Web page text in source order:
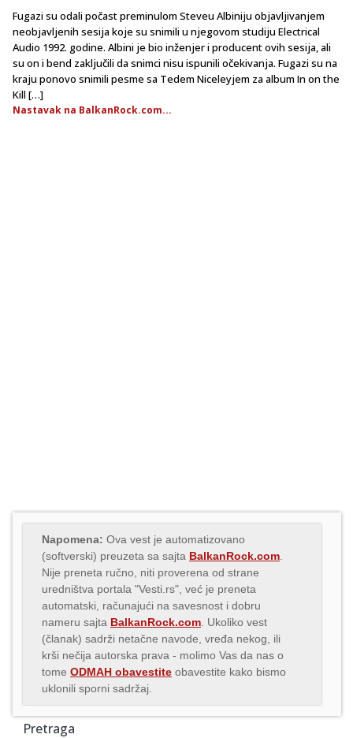
Fugazi su odali počast preminulom Steveu Albiniju objavljivanjem
neobjavljenih sesija koje su snimili u njegovom studiju Electrical
Audio 1992. godine. Albini je bio inženjer i producent ovih sesija, ali
su on i bend zaključili da snimci nisu ispunili očekivanja. Fugazi su na
kraju ponovo snimili pesme sa Tedem Niceleyjem za album In on the
Kill […]
Nastavak na BalkanRock.com...
Napomena: Ova vest je automatizovano
(softverski) preuzeta sa sajta BalkanRock.com
Nije preneta ručno, niti proverena od strane
uredništva portala "Vesti.rs", već je preneta
automatski, računajući na savesnost i dobru
nameru sajta BalkanRock.com . Ukoliko vest
(članak) sadrži netačne navode, vređa nekog, ili
krši nečija autorska prava - molimo Vas da nas o
tome ODMAH obavestite obavestite kako bismo
uklonili sporni sadržaj.
Pretraga